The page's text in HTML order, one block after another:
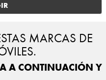
MARCAS DE
A CONTINUACIÓN Y